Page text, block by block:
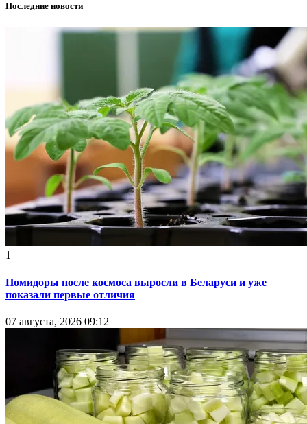
Последние новости
1
Помидоры после космоса выросли в Беларуси и уже
показали первые отличия
07 августа, 2026 09:12